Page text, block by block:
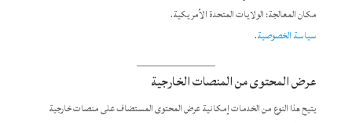
مكان المعالجة: الولايات المتحدة الأمريكية.
سياسة الخصوصية.
عرض المحتوى من المنصات الخارجية
يتيح هذا النوع من الخدمات إمكانية عرض المحتوى المستضاف على منصات خارجية